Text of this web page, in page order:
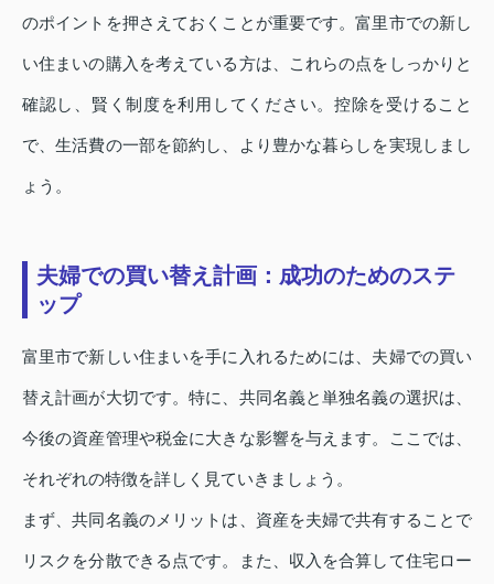
のポイントを押さえておくことが重要です。富里市での新し
い住まいの購入を考えている方は、これらの点をしっかりと
確認し、賢く制度を利用してください。控除を受けること
で、生活費の一部を節約し、より豊かな暮らしを実現しまし
ょう。
夫婦での買い替え計画：成功のためのステ
ップ
富里市で新しい住まいを手に入れるためには、夫婦での買い
替え計画が大切です。特に、共同名義と単独名義の選択は、
今後の資産管理や税金に大きな影響を与えます。ここでは、
それぞれの特徴を詳しく見ていきましょう。
まず、共同名義のメリットは、資産を夫婦で共有することで
リスクを分散できる点です。また、収入を合算して住宅ロー